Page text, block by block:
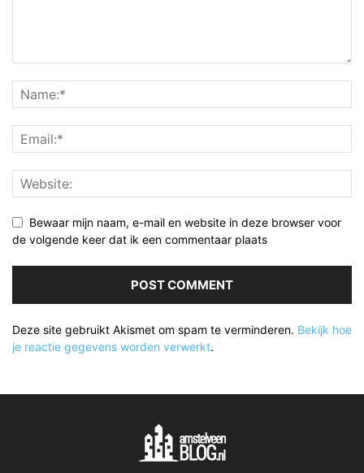
Bewaar mijn naam, e-mail en website in deze browser voor
de volgende keer dat ik een commentaar plaats
Deze site gebruikt Akismet om spam te verminderen. Bekijk hoe
je reactie gegevens worden verwerkt.